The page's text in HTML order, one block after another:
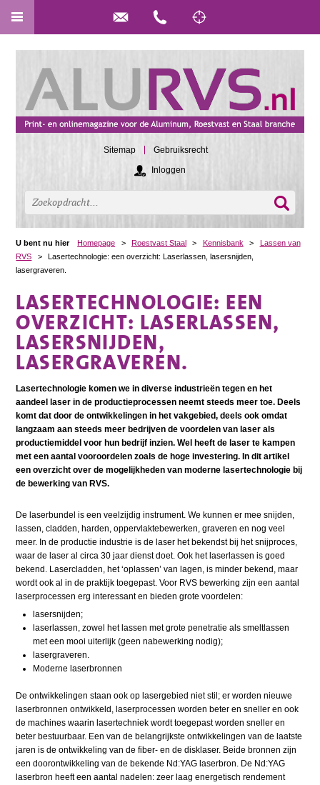
Sitemap
Gebruiksrecht
Inloggen
U bent nu hier Homepage > Roestvast Staal > Kennisbank >
Lassen van
RVS
>
Lasertechnologie: een overzicht: Laserlassen, lasersnijden,
lasergraveren.
LASERTECHNOLOGIE: EEN
OVERZICHT: LASERLASSEN,
LASERSNIJDEN,
LASERGRAVEREN.
Lasertechnologie komen we in diverse industrieën tegen en het
aandeel laser in de productieprocessen neemt steeds meer toe. Deels
komt dat door de ontwikkelingen in het vakgebied, deels ook omdat
langzaam aan steeds meer bedrijven de voordelen van laser als
productiemiddel voor hun bedrijf inzien. Wel heeft de laser te kampen
met een aantal vooroordelen zoals de hoge investering. In dit artikel
een overzicht over de mogelijkheden van moderne lasertechnologie bij
de bewerking van RVS.
De laserbundel is een veelzijdig instrument. We kunnen er mee snijden,
lassen, cladden, harden, oppervlaktebewerken, graveren en nog veel
meer. In de productie industrie is de laser het bekendst bij het snijproces,
waar de laser al circa 30 jaar dienst doet. Ook het laserlassen is goed
bekend. Lasercladden, het ‘oplassen’ van lagen, is minder bekend, maar
wordt ook al in de praktijk toegepast. Voor RVS bewerking zijn een aantal
laserprocessen erg interessant en bieden grote voordelen:
lasersnijden;
laserlassen, zowel het lassen met grote penetratie als smeltlassen
met een mooi uiterlijk (geen nabewerking nodig);
lasergraveren.
Moderne laserbronnen
De ontwikkelingen staan ook op lasergebied niet stil; er worden nieuwe
laserbronnen ontwikkeld, laserprocessen worden beter en sneller en ook
de machines waarin lasertechniek wordt toegepast worden sneller en
beter bestuurbaar. Een van de belangrijkste ontwikkelingen van de laatste
jaren is de ontwikkeling van de fiber- en de disklaser. Beide bronnen zijn
een doorontwikkeling van de bekende Nd:YAG laserbron. De Nd:YAG
laserbron heeft een aantal nadelen: zeer laag energetisch rendement